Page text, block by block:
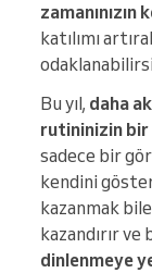
katılımı
Bu yıl, daha
rutininizin bir
sadece bir
kendini
kazanmak
kazandırır ve
dinlenmeye